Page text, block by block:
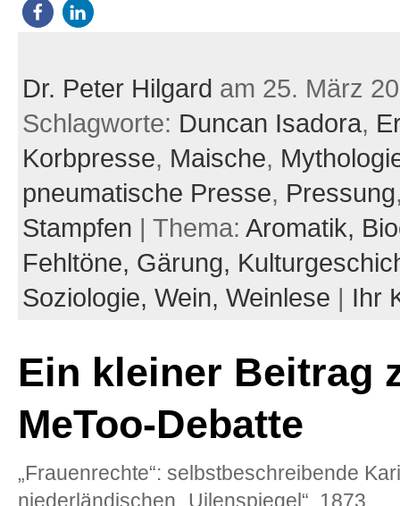
Dr. Peter Hilgard am 25. März
Schlagworte: Duncan Isadora,
Korbpresse, Maische,
pneumatische Presse, Pressung
Stampfen | Thema: Aromatik,
Fehltöne, Gärung,
Soziologie, Wein, Weinlese Ihr
Ein kleiner Beitrag
MeToo-Debatte
„Frauenrechte“: selbstbeschreibende
niederländischen „Uilenspiegel“, 1873